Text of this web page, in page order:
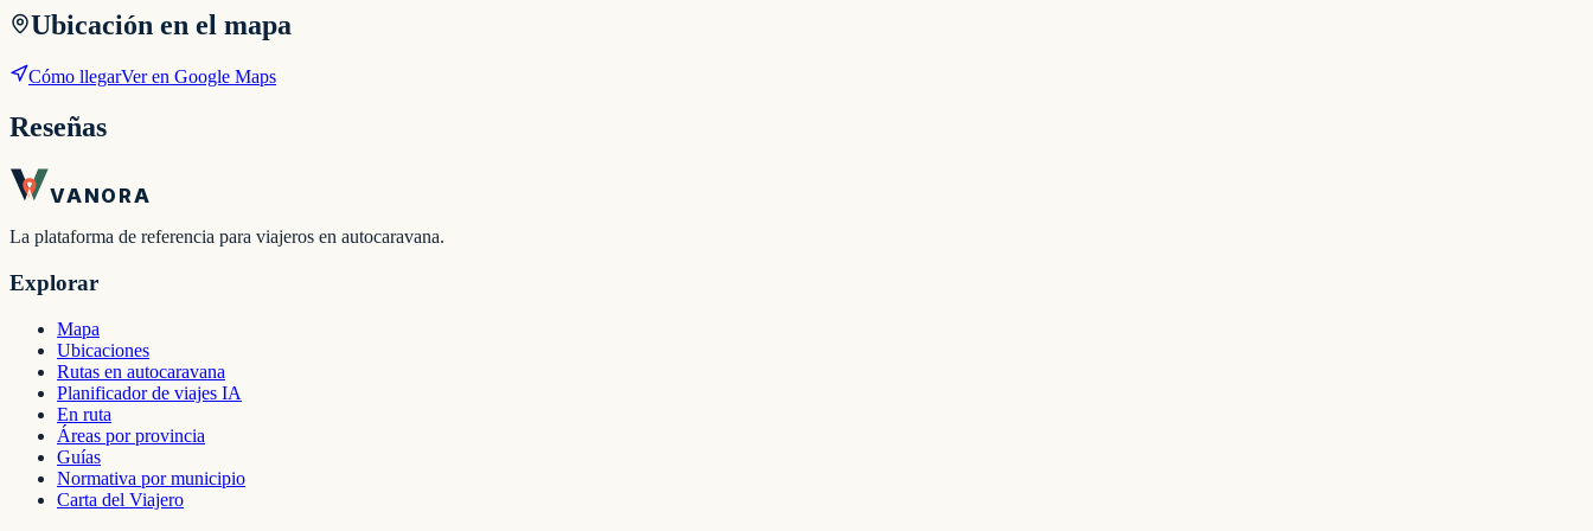
Ubicación en el mapa
Cómo llegarVer en Google Maps
Reseñas
VANORA
La plataforma de referencia para viajeros en autocaravana.
Explorar
Mapa
Ubicaciones
Rutas en autocaravana
Planificador de viajes IA
En ruta
Áreas por provincia
Guías
Normativa por municipio
Carta del Viajero